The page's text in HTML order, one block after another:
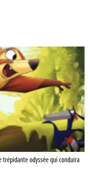
trépidante odyssée qui conduira